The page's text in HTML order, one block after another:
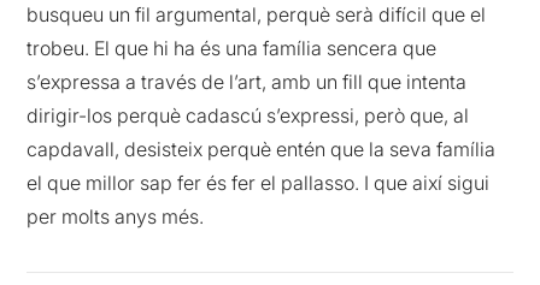
busqueu un fil argumental, perquè serà difícil que el
trobeu. El que hi ha és una família sencera que
s’expressa a través de l’art, amb un fill que intenta
dirigir-los perquè cadascú s’expressi, però que, al
capdavall, desisteix perquè entén que la seva família
el que millor sap fer és fer el pallasso. I que així sigui
per molts anys més.